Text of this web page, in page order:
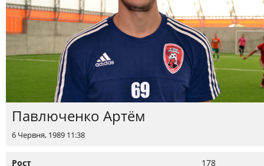
Павлюченко Артём
6 Червня, 1989 11:38
Рост
178